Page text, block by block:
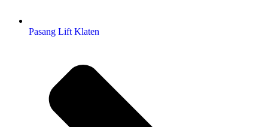
Pasang Lift Klaten